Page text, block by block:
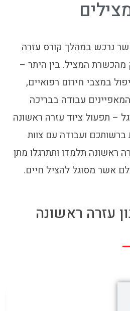
נרכש במהלך קורס עזרה
המציל. בין היתר –
במצבי חירום רפואיים,
עבודה בבריכה
– תפעול ציוד עזרה ראשונה
ועבודה עם צוות
ראשונה תלמדו ותתרגלו מתן
אשר מסוגל להציל חיים.
עזרה ראשונה